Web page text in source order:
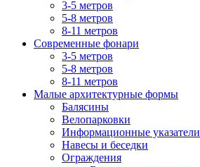
3-5 метров
5-8 метров
8-11 метров
Современные фонари
3-5 метров
5-8 метров
8-11 метров
Малые архитектурные формы
Балясины
Велопарковки
Информационные указатели
Навесы и беседки
Ограждения